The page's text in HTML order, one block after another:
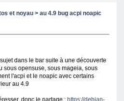
et noyau > au 4.9 bug acpi noapic
dans le bar suite à une découverte
sous opensuse, sous mageia, sous
l'acpi et le noapic avec certains
au 4.9
donc je partage : https://debian-